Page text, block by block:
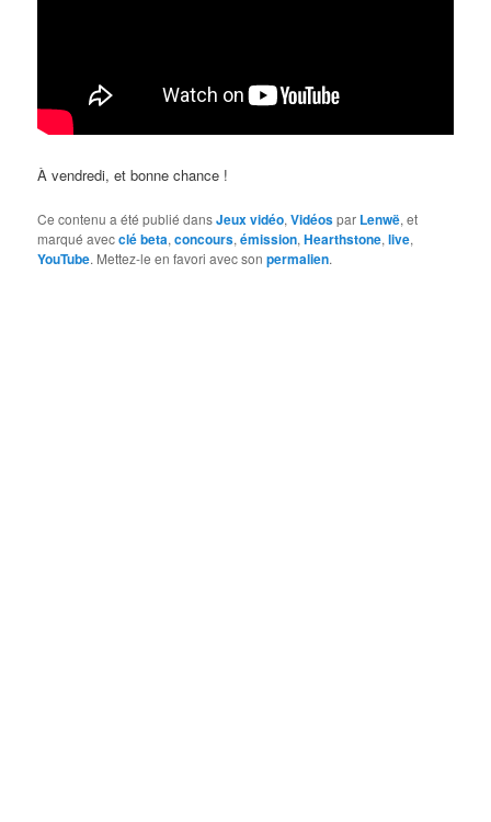
À vendredi, et bonne chance !
Ce contenu a été publié dansJeux vidéo,Vidéospar Lenwë, et
marqué avecclé beta,concours,émission,Hearthstone,live,
YouTube. Mettez-le en favori avec sonpermalien.